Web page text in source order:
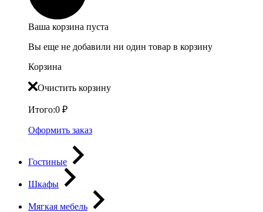
Ваша корзина пуста
Вы еще не добавили ни один товар в корзину
Корзина
Очистить корзину
Итого:0 ₽
Оформить заказ
Гостиные
Шкафы
Мягкая мебель